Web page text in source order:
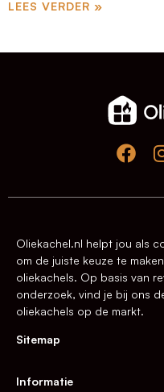
LEES VERDER »
Oliekachel.nl helpt jou als
om de juiste keuze te
oliekachels. Op basis van
onderzoek, vind je bij ons
oliekachels op de markt.
Sitemap
Informatie